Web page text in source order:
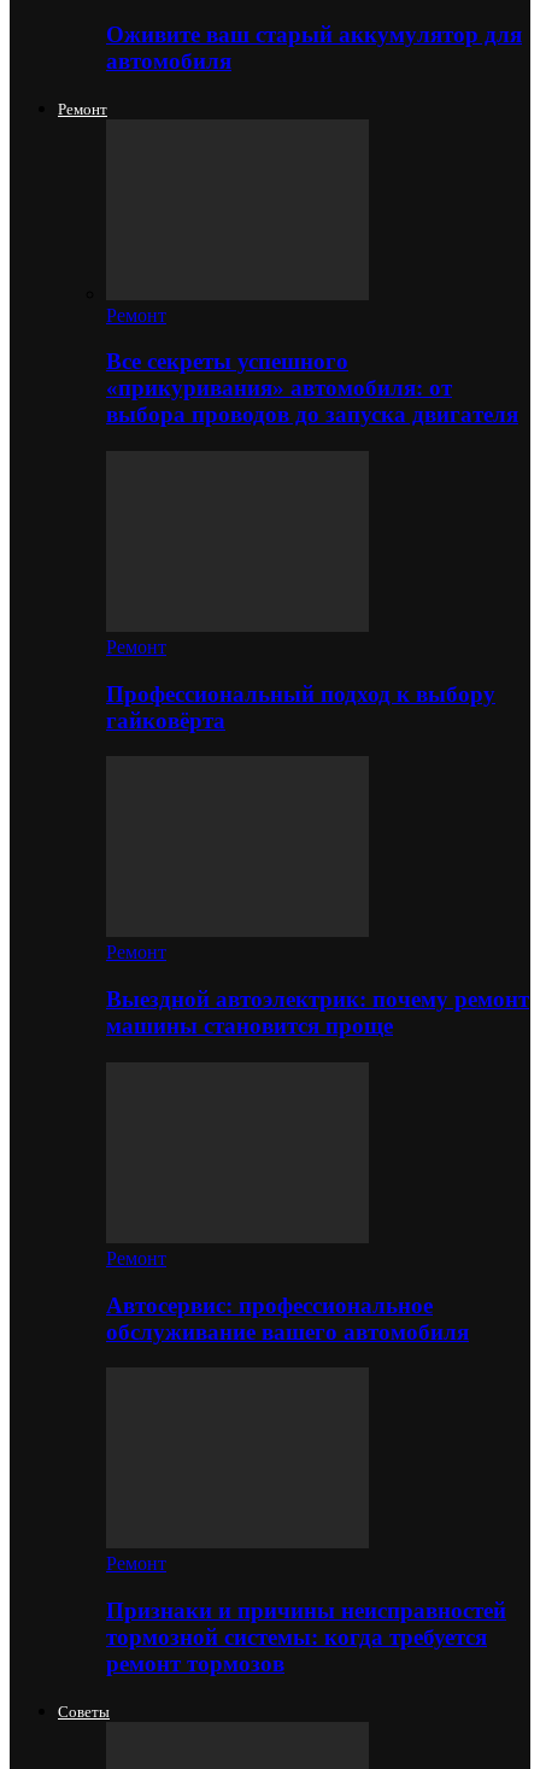
Оживите ваш старый аккумулятор для
автомобиля
Ремонт
Ремонт
Все секреты успешного
«прикуривания» автомобиля: от
выбора проводов до запуска двигателя
Ремонт
Профессиональный подход к выбору
гайковёрта
Ремонт
Выездной автоэлектрик: почему ремонт
машины становится проще
Ремонт
Автосервис: профессиональное
обслуживание вашего автомобиля
Ремонт
Признаки и причины неисправностей
тормозной системы: когда требуется
ремонт тормозов
Советы